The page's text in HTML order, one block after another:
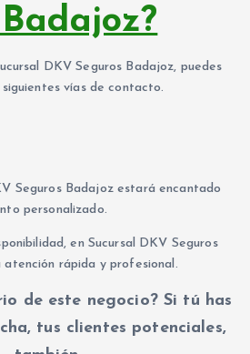
DKV Seguros Badajoz, puedes
vías de contacto.
Seguros Badajoz estará encantado
personalizado.
en Sucursal DKV Seguros
atención rápida y profesional.
de este negocio? Si tú has
tus clientes potenciales,